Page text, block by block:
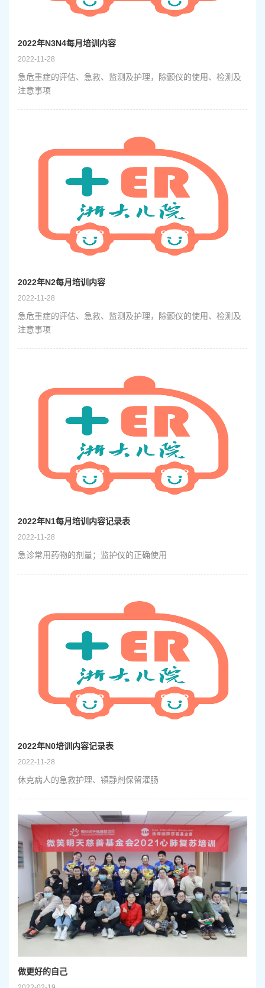
2022-11-28
2022年N3N4每月培训内容
急危重症的评估、急救、监测及护理，除颤仪的使用、检测及
注意事项
2022-11-28
2022年N2每月培训内容
急危重症的评估、急救、监测及护理，除颤仪的使用、检测及
注意事项
2022-11-28
2022年N1每月培训内容记录表
急诊常用药物的剂量；监护仪的正确使用
2022-11-28
2022年N0培训内容记录表
休克病人的急救护理、镇静剂保留灌肠
做更好的自己